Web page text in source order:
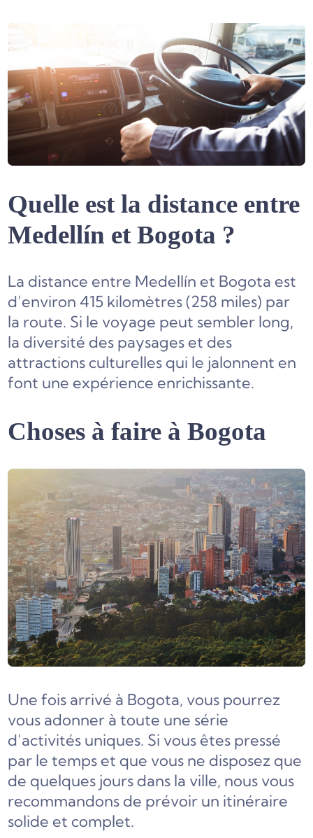
Quelle est la distance entre
Medellín et Bogota ?
La distance entre Medellín et Bogota est
d’environ 415 kilomètres (258 miles) par
la route. Si le voyage peut sembler long,
la diversité des paysages et des
attractions culturelles qui le jalonnent en
font une expérience enrichissante.
Choses à faire à Bogota
Une fois arrivé à Bogota, vous pourrez
vous adonner à toute une série
d’activités uniques. Si vous êtes pressé
par le temps et que vous ne disposez que
de quelques jours dans la ville, nous vous
recommandons de prévoir un itinéraire
solide et complet.